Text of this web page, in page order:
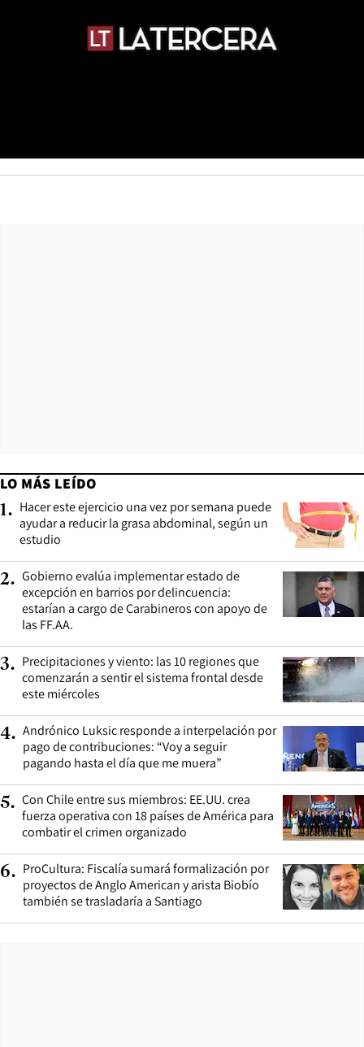
LO MÁS LEÍDO
1. Hacer este ejercicio una vez por semana puede
ayudar a reducir la grasa abdominal, según un
estudio
2. Gobierno evalúa implementar estado de
excepción en barrios por delincuencia:
estarían a cargo de Carabineros con apoyo de
las FF.AA.
3. Precipitaciones y viento: las 10 regiones que
comenzarán a sentir el sistema frontal desde
este miércoles
4. Andrónico Luksic responde a interpelación por
pago de contribuciones: “Voy a seguir
pagando hasta el día que me muera”
5. Con Chile entre sus miembros: EE.UU. crea
fuerza operativa con 18 países de América para
combatir el crimen organizado
6. ProCultura: Fiscalía sumará formalización por
proyectos de Anglo American y arista Biobío
también se trasladaría a Santiago